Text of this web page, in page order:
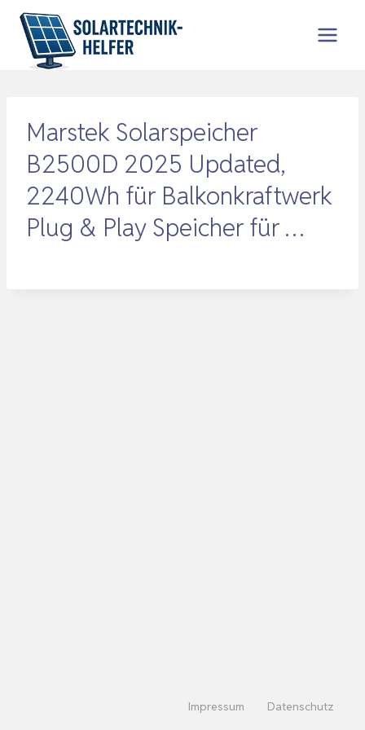
Zum
Inhalt
springen
Marstek Solarspeicher
B2500D 2025 Updated,
2240Wh für Balkonkraftwerk
Plug & Play Speicher für …
Impressum Datenschutz